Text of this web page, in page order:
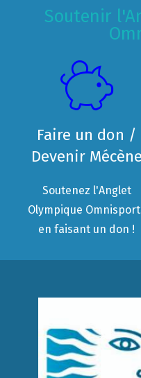
Soutenir
Faire un don /
Devenir Mécène
Soutenez l'Anglet
Olympique
en faisant un don !